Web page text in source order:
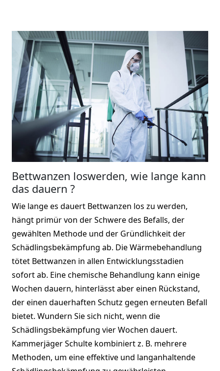
Bettwanzen loswerden, wie lange kann
das dauern ?
Wie lange es dauert Bettwanzen los zu werden,
hängt primür von der Schwere des Befalls, der
gewählten Methode und der Gründlichkeit der
Schädlingsbekämpfung ab. Die Wärmebehandlung
tötet Bettwanzen in allen Entwicklungsstadien
sofort ab. Eine chemische Behandlung kann einige
Wochen dauern, hinterlässt aber einen Rückstand,
der einen dauerhaften Schutz gegen erneuten Befall
bietet. Wundern Sie sich nicht, wenn die
Schädlingsbekämpfung vier Wochen dauert.
Kammerjäger Schulte kombiniert z. B. mehrere
Methoden, um eine effektive und langanhaltende